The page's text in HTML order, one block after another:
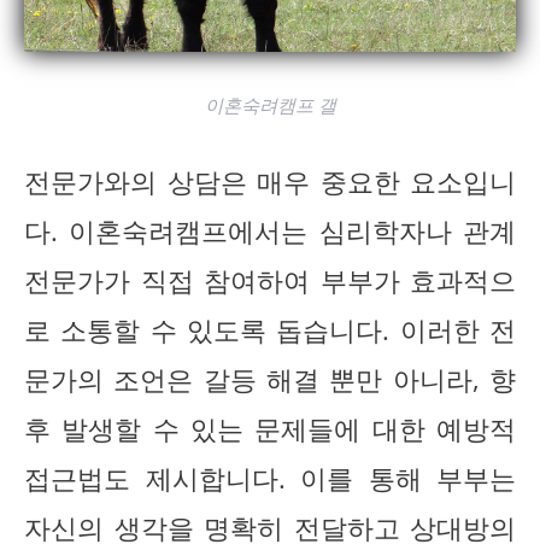
이혼숙려캠프 갤
전문가와의 상담은 매우 중요한 요소입니
다. 이혼숙려캠프에서는 심리학자나 관계
전문가가 직접 참여하여 부부가 효과적으
로 소통할 수 있도록 돕습니다. 이러한 전
문가의 조언은 갈등 해결 뿐만 아니라, 향
후 발생할 수 있는 문제들에 대한 예방적
접근법도 제시합니다. 이를 통해 부부는
자신의 생각을 명확히 전달하고 상대방의